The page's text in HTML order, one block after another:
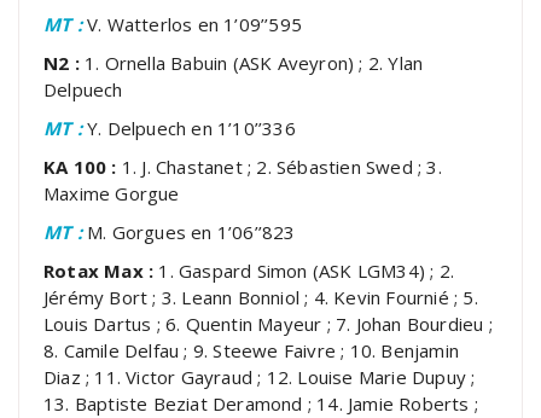
MT :V. Watterlos en 1’09’’595
N2 :1. Ornella Babuin (ASK Aveyron) ; 2. Ylan
Delpuech
MT :Y. Delpuech en 1’10’’336
KA 100 : 1. J. Chastanet ; 2. Sébastien Swed ; 3.
Maxime Gorgue
MT :M. Gorgues en 1’06’’823
Rotax Max : 1. Gaspard Simon (ASK LGM34) ; 2.
Jérémy Bort ; 3. Leann Bonniol ; 4. Kevin Fournié ; 5.
Louis Dartus ; 6. Quentin Mayeur ; 7. Johan Bourdieu ;
8. Camile Delfau ; 9. Steewe Faivre ; 10. Benjamin
Diaz ; 11. Victor Gayraud ; 12. Louise Marie Dupuy ;
13. Baptiste Beziat Deramond ; 14. Jamie Roberts ;